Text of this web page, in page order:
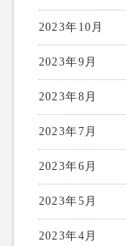
2023年10月
2023年9月
2023年8月
2023年7月
2023年6月
2023年5月
2023年4月